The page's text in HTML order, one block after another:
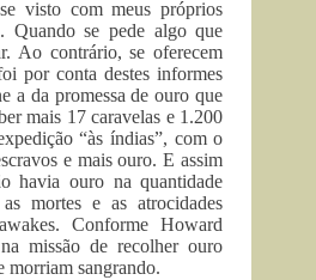
visto com meus próprios
Quando se pede algo que
Ao contrário, se oferecem
por conta destes informes
a da promessa de ouro que
mais 17 caravelas e 1.200
“às índias”, com o
e mais ouro. E assim
havia ouro na quantidade
mortes e as atrocidades
Conforme Howard
missão de recolher ouro
morriam sangrando.